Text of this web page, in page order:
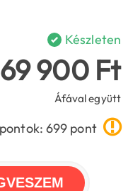
Készleten
69 900 Ft
Áfával együtt
699 pont